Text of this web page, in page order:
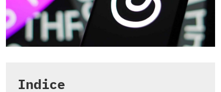
Indice